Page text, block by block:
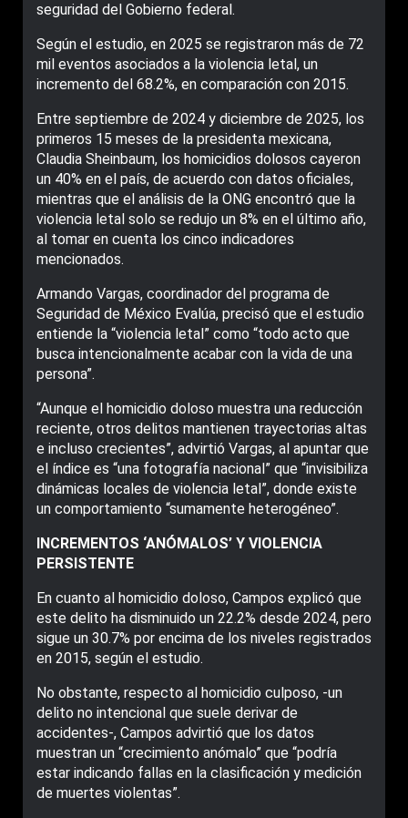
seguridad del Gobierno federal.
Según el estudio, en 2025 se registraron más de 72
mil eventos asociados a la violencia letal, un
incremento del 68.2%, en comparación con 2015.
Entre septiembre de 2024 y diciembre de 2025, los
primeros 15 meses de la presidenta mexicana,
Claudia Sheinbaum, los homicidios dolosos cayeron
un 40% en el país, de acuerdo con datos oficiales,
mientras que el análisis de la ONG encontró que la
violencia letal solo se redujo un 8% en el último año,
al tomar en cuenta los cinco indicadores
mencionados.
Armando Vargas, coordinador del programa de
Seguridad de México Evalúa, precisó que el estudio
entiende la “violencia letal” como “todo acto que
busca intencionalmente acabar con la vida de una
persona”.
“Aunque el homicidio doloso muestra una reducción
reciente, otros delitos mantienen trayectorias altas
e incluso crecientes”, advirtió Vargas, al apuntar que
el índice es “una fotografía nacional” que “invisibiliza
dinámicas locales de violencia letal”, donde existe
un comportamiento “sumamente heterogéneo”.
INCREMENTOS ‘ANÓMALOS’ Y VIOLENCIA
PERSISTENTE
En cuanto al homicidio doloso, Campos explicó que
este delito ha disminuido un 22.2% desde 2024, pero
sigue un 30.7% por encima de los niveles registrados
en 2015, según el estudio.
No obstante, respecto al homicidio culposo, -un
delito no intencional que suele derivar de
accidentes-, Campos advirtió que los datos
muestran un “crecimiento anómalo” que “podría
estar indicando fallas en la clasificación y medición
de muertes violentas”.